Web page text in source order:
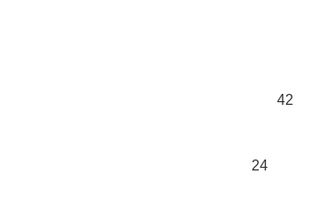
42
24